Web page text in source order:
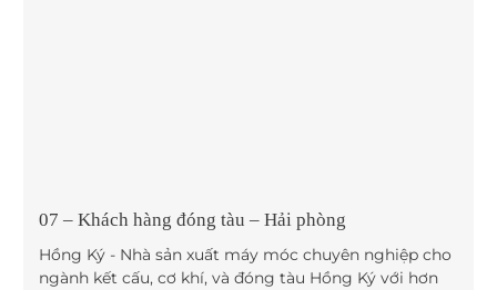
07 – Khách hàng đóng tàu – Hải phòng
Hồng Ký - Nhà sản xuất máy móc chuyên nghiệp cho
ngành kết cấu, cơ khí, và đóng tàu Hồng Ký với hơn